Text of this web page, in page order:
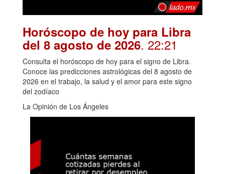
Horóscopo de hoy para Libra
del 8 agosto de 2026. 22:21
Consulta el horóscopo de hoy para el signo de Libra.
Conoce las predicciones astrológicas del 8 agosto de
2026 en el trabajo, la salud y el amor para este signo
del zodíaco
La Opinión de Los Ángeles